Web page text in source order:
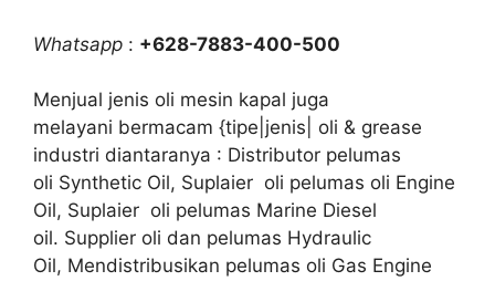
Whatsapp : +628-7883-400-500
Menjual jenis oli mesin kapal juga
melayani bermacam {tipe|jenis| oli & grease
industri diantaranya : Distributor pelumas
oli Synthetic Oil, Suplaier oli pelumas oli Engine
Oil, Suplaier oli pelumas Marine Diesel
oil. Supplier oli dan pelumas Hydraulic
Oil, Mendistribusikan pelumas oli Gas Engine